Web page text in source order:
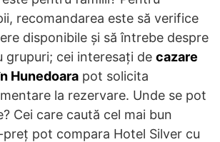
recomandarea este să verifice
disponibile și să întrebe despre
cei interesați de cazare
Hunedoara pot solicita
la rezervare. Unde se pot
Cei care caută cel mai bun
pot compara Hotel Silver cu